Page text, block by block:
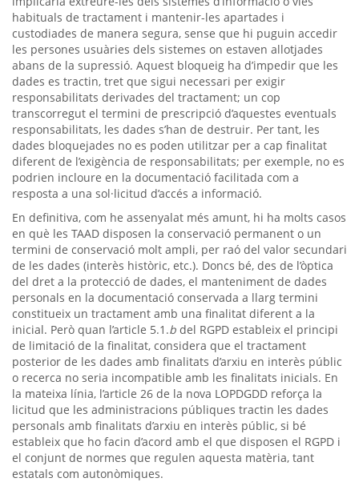
habituals de tractament i mantenir-les apartades i
custodiades de manera segura, sense que hi puguin accedir
les persones usuàries dels sistemes on estaven allotjades
abans de la supressió. Aquest bloqueig ha d’impedir que les
dades es tractin, tret que sigui necessari per exigir
responsabilitats derivades del tractament; un cop
transcorregut el termini de prescripció d’aquestes eventuals
responsabilitats, les dades s’han de destruir. Per tant, les
dades bloquejades no es poden utilitzar per a cap finalitat
diferent de l’exigència de responsabilitats; per exemple, no es
podrien incloure en la documentació facilitada com a
resposta a una sol·licitud d’accés a informació.
En definitiva, com he assenyalat més amunt, hi ha molts casos
en què les TAAD disposen la conservació permanent o un
termini de conservació molt ampli, per raó del valor secundari
de les dades (interès històric, etc.). Doncs bé, des de l’òptica
del dret a la protecció de dades, el manteniment de dades
personals en la documentació conservada a llarg termini
constitueix un tractament amb una finalitat diferent a la
inicial. Però quan l’article 5.1.b del RGPD estableix el principi
de limitació de la finalitat, considera que el tractament
posterior de les dades amb finalitats d’arxiu en interès públic
o recerca no seria incompatible amb les finalitats inicials. En
la mateixa línia, l’article 26 de la nova LOPDGDD reforça la
licitud que les administracions públiques tractin les dades
personals amb finalitats d’arxiu en interès públic, si bé
estableix que ho facin d’acord amb el que disposen el RGPD i
el conjunt de normes que regulen aquesta matèria, tant
estatals com autonòmiques.